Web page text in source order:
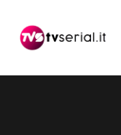
navigazione
contenuto
barra
primaria